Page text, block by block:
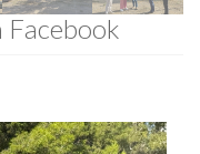
Facebook